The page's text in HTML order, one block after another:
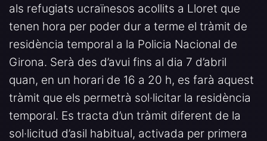
als refugiats ucraïnesos acollits a Lloret que
tenen hora per poder dur a terme el tràmit de
residència temporal a la Policia Nacional de
Girona. Serà des d’avui fins al dia 7 d’abril
quan, en un horari de 16 a 20 h, es farà aquest
tràmit que els permetrà sol·licitar la residència
temporal. Es tracta d’un tràmit diferent de la
sol·licitud d’asil habitual, activada per primera